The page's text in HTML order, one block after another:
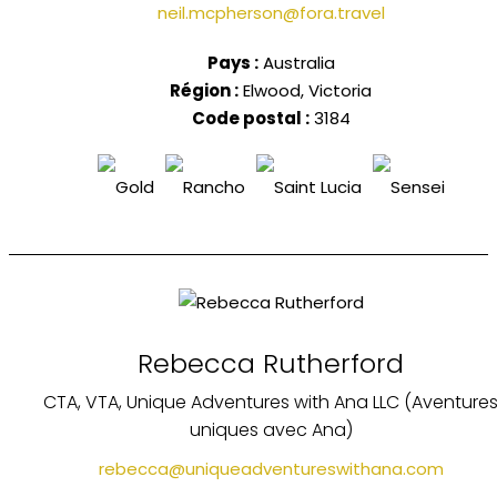
neil.mcpherson@fora.travel
Pays : Australia
Région :Elwood, Victoria
Code postal : 3184
Rebecca Rutherford
CTA, VTA, Unique Adventures with Ana LLC (Aventures
uniques avec Ana)
rebecca@uniqueadventureswithana.com